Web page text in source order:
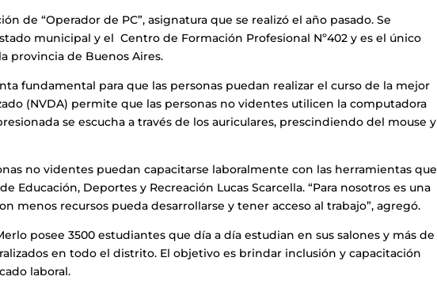
de “Operador de PC”, asignatura que se realizó el año pasado. Se
municipal y el Centro de Formación Profesional Nº402 y es el único
provincia de Buenos Aires.
fundamental para que las personas puedan realizar el curso de la mejor
(NVDA) permite que las personas no videntes utilicen la computadora
se escucha a través de los auriculares, prescindiendo del mouse y
no videntes puedan capacitarse laboralmente con las herramientas que
Educación, Deportes y Recreación Lucas Scarcella. “Para nosotros es una
menos recursos pueda desarrollarse y tener acceso al trabajo”, agregó.
posee 3500 estudiantes que día a día estudian en sus salones y más de
en todo el distrito. El objetivo es brindar inclusión y capacitación
laboral.